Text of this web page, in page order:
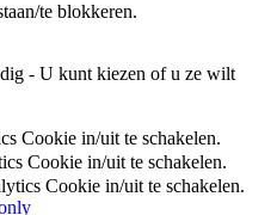
te blokkeren.
- U kunt kiezen of u ze wilt
Cookie in/uit te schakelen.
Cookie in/uit te schakelen.
Cookie in/uit te schakelen.